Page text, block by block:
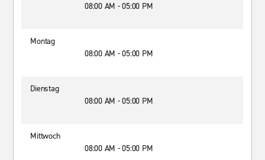
08:00 AM - 05:00 PM
Montag
08:00 AM - 05:00 PM
Dienstag
08:00 AM - 05:00 PM
Mittwoch
08:00 AM - 05:00 PM